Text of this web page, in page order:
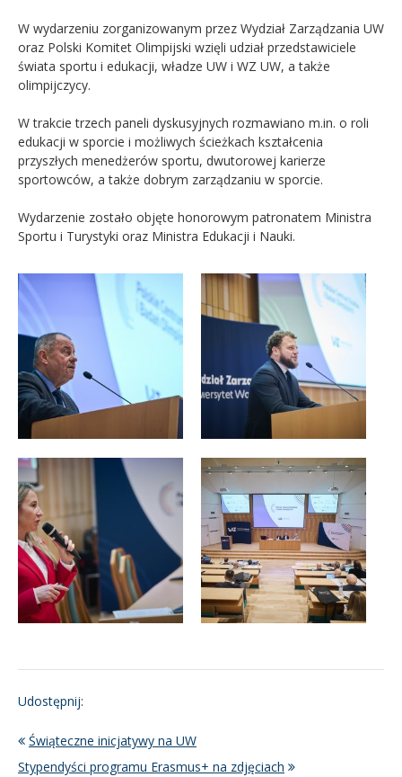
W wydarzeniu zorganizowanym przez Wydział Zarządzania UW
oraz Polski Komitet Olimpijski wzięli udział przedstawiciele
świata sportu i edukacji, władze UW i WZ UW, a także
olimpijczycy.
W trakcie trzech paneli dyskusyjnych rozmawiano m.in. o roli
edukacji w sporcie i możliwych ścieżkach kształcenia
przyszłych menedżerów sportu, dwutorowej karierze
sportowców, a także dobrym zarządzaniu w sporcie.
Wydarzenie zostało objęte honorowym patronatem Ministra
Sportu i Turystyki oraz Ministra Edukacji i Nauki.
Udostępnij:
Świąteczne inicjatywy na UW
Stypendyści programu Erasmus+ na zdjęciach